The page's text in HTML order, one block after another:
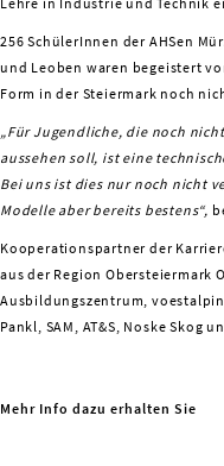
256 SchülerInnen der AHSen
und Leoben waren begeistert
Form in der Steiermark noch
„Für Jugendliche, die noch
aussehen soll, ist eine
Bei uns ist dies nur noch nicht
Modelle aber bereits bestens“,
Kooperationspartner der
aus der Region Obersteiermark
Ausbildungszentrum,
Pankl, SAM, AT&S, Noske Skog
Mehr Info dazu erhalten Sie